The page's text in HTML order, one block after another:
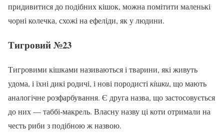
придивитися до подібних кішок, можна помітити маленькі
чорні колечка, схожі на ефеліди, як у людини.
Тигровий №23
Тигровими кішками називаються і тварини, які живуть
удома, і їхні дикі родичі, і нові породисті кішки, що мають
аналогічне розфарбування. Є друга назва, що застосовується
до них — таббі-макрель. Власну назву ці коти отримали на
честь риби з подібною ж назвою.